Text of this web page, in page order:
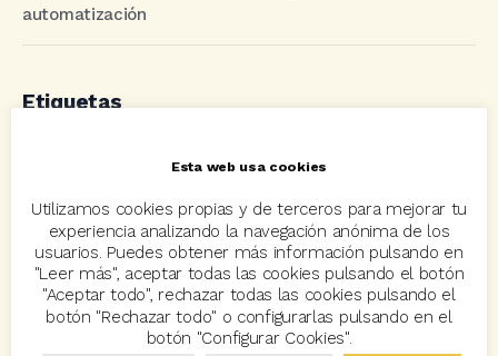
automatización
Etiquetas
Acuerdos Allianz asisa
Avant2 Avant2 Sales Manager ayudas Bcover
Carlos Rovira Codeoscopic Codeoscopic Academy
Codeoscopic Workspace Coverize Decesos
Eventos formación
Esta web usa cookies
Utilizamos cookies propias y de terceros para mejorar tu
experiencia analizando la navegación anónima de los
usuarios. Puedes obtener más información pulsando en
"Leer más", aceptar todas las cookies pulsando el botón
"Aceptar todo", rechazar todas las cookies pulsando el
botón "Rechazar todo" o configurarlas pulsando en el
botón "Configurar Cookies".